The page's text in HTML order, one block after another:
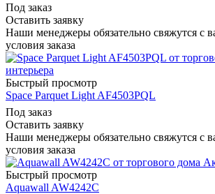
Под заказ
Оставить заявку
Наши менеджеры обязательно свяжутся с
условия заказа
Быстрый просмотр
Space Parquet Light AF4503PQL
Под заказ
Оставить заявку
Наши менеджеры обязательно свяжутся с
условия заказа
Быстрый просмотр
Aquawall AW4242C